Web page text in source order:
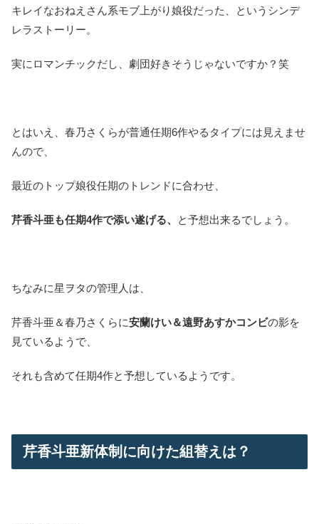
キレイなおねえさん系モブ上がり娘役だった、というシンデ
レラストーリー。
実にロマンチックだし、劇団好きそうじゃないですか？笑
とはいえ、春乃さくらが普通任期6作やるタイプには見えませ
んので、
最近のトップ娘役任期のトレンドに合わせ、
芹香斗亜も任期4作で添い遂げる、 と予想出来るでしょう。
ちなみに星ヲタの管理人は、
芹香斗亜＆春乃さくらに安蘭けい＆遠野あすかコンビの影を
見ているようで、
それも含めて任期4作と予想しているようです。
芹香斗亜新体制に向けた組替えは？